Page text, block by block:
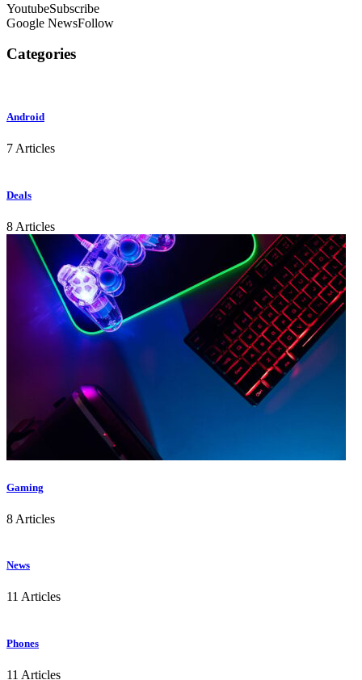
YoutubeSubscribe
Google NewsFollow
Categories
Android
7 Articles
Deals
8 Articles
Gaming
8 Articles
News
11 Articles
Phones
11 Articles